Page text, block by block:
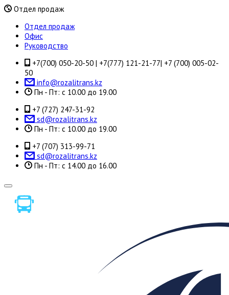
Отдел продаж
Отдел продаж
Офис
Руководство
+7(700) 050-20-50 | +7(777) 121-21-77| +7 (700) 005-02-
50
info@rozalitrans.kz
Пн - Пт: с 10.00 до 19.00
+7 (727) 247-31-92
sd@rozalitrans.kz
Пн - Пт: с 10.00 до 19.00
+7 (707) 313-99-71
sd@rozalitrans.kz
Пн - Пт: с 14.00 до 16.00